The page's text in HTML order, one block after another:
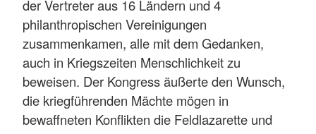
der Vertreter aus 16 Ländern und 4
philanthropischen Vereinigungen
zusammenkamen, alle mit dem Gedanken,
auch in Kriegszeiten Menschlichkeit zu
beweisen. Der Kongress äußerte den Wunsch,
die kriegführenden Mächte mögen in
bewaffneten Konflikten die Feldlazarette und